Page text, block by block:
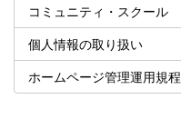
コミュニティ・スクール
個人情報の取り扱い
ホームページ管理運用規程